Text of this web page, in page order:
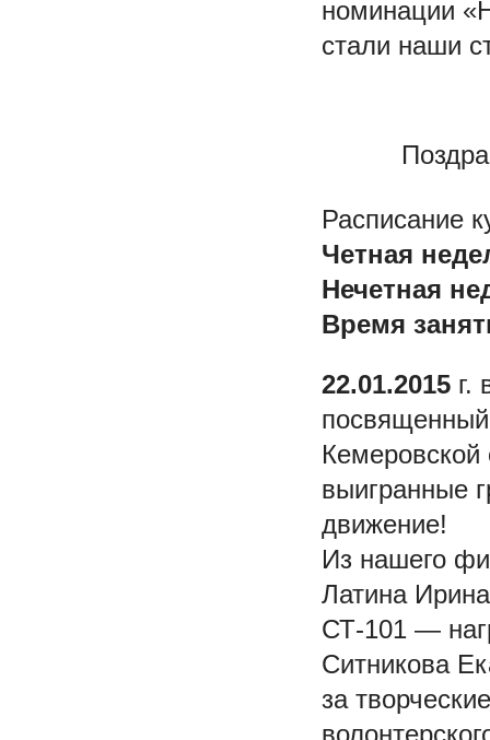
номинации
стали наши
Расписание
Четная
Нечетная
Время
22.01.2015 г.
Кемеровской
выигранные
движение!
Из нашего
Латина
СТ-101 —
Ситникова
за